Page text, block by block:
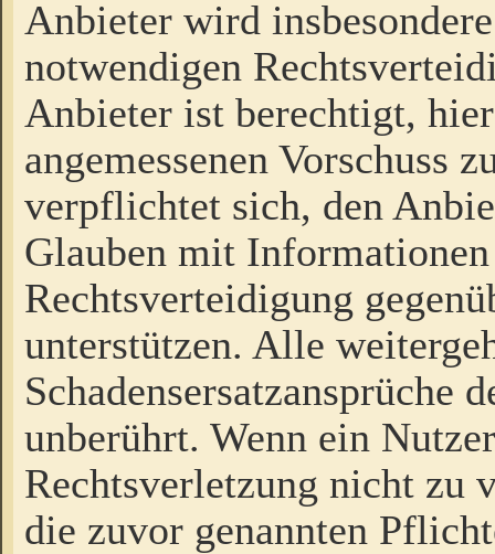
Anbieter wird
notwendigen
Anbieter ist berechtigt,
angemessenen Vorschuss
verpflichtet sich, den
Glauben mit
Rechtsverteidigung
unterstützen. Alle
Schadensersatzansprüche
unberührt. Wenn ein
Rechtsverletzung nicht zu
die zuvor genannten